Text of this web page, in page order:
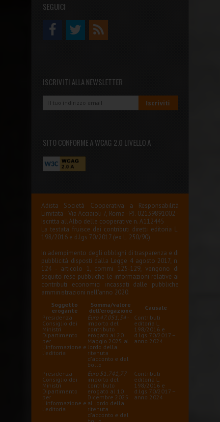
SEGUICI
ISCRIVITI ALLA NEWSLETTER
SITO CONFORME A WCAG 2.0 LIVELLO A
Adista Società Cooperativa a Responsabilità
Limitata - Via Acciaioli 7, Roma - P.I. 02139891002 -
Iscritta all'Albo delle cooperative n. A112445
La testata fruisce dei contributi diretti editoria L.
198/2016 e d.lgs 70/2017 (ex L. 250/90)
In adempimento degli obblighi di trasparenza e di
pubblicità disposti dalla Legge 4 agosto 2017, n.
124 - articolo 1, commi 125-129, vengono di
seguito rese pubbliche le informazioni relative ai
contributi economici incassati dalle pubbliche
amministrazioni nell'anno 2020:
Soggetto
erogante
Somma/valore
dell'erogazione
Causale
Presidenza
Consiglio dei
Ministri
Dipartimento
per
l'informazione e
l'editoria
Euro 47.051,34 -
importo del
contributo
erogato al 20
Maggio 2025 al
lordo della
ritenuta
d'acconto e del
bollo
Contributi
editoria L.
198/2016 e
d.lgs 70/2017 –
anno 2024
Presidenza
Consiglio dei
Ministri
Dipartimento
per
l'informazione e
l'editoria
Euro 51.741,77 -
importo del
contributo
erogato al 10
Dicembre 2025
al lordo della
ritenuta
d'acconto e del
Contributi
editoria L.
198/2016 e
d.lgs 70/2017 –
anno 2024